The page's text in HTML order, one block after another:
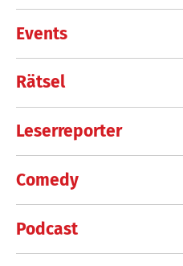
Events
Rätsel
Leserreporter
Comedy
Podcast